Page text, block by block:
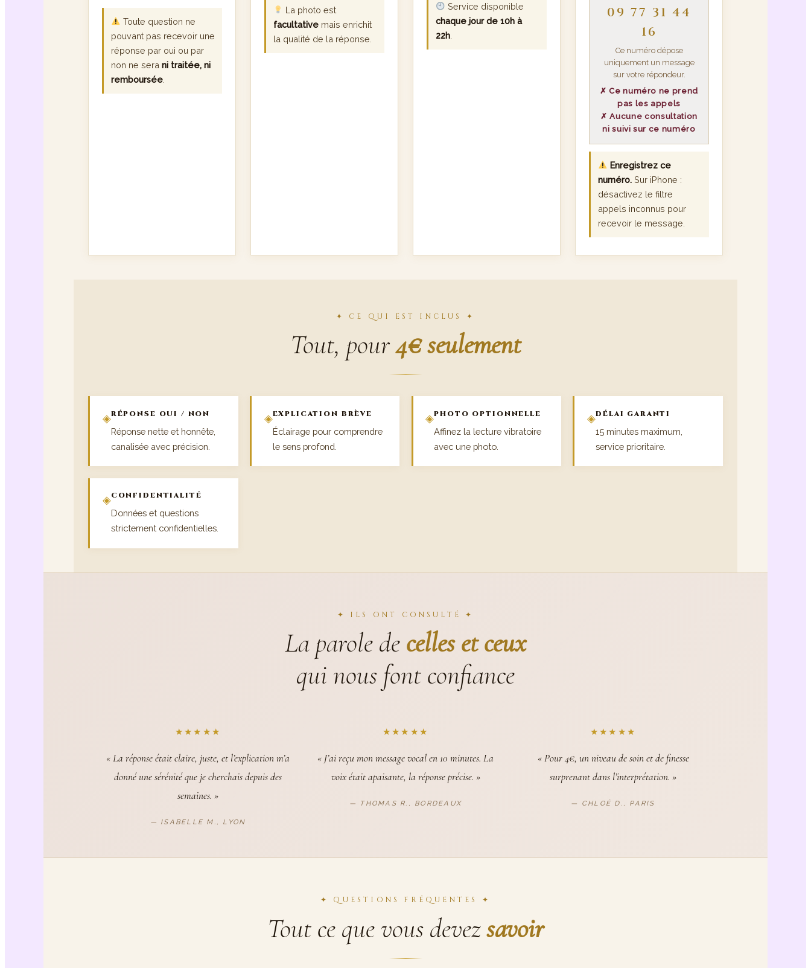
Toute question ne
pouvant pas recevoir une
réponse par oui ou par
non ne sera ni traitée, ni
remboursée.
La photo est
facultativemais enrichit
la qualité de la réponse.
Service disponible
chaque jour de 10h à
22h.
09 77 31 44
16
Ce numéro dépose
uniquement un message
sur votre répondeur.
✗ Ce numéro ne prend
pas les appels
✗ Aucune consultation
ni suivi sur ce numéro
Enregistrez ce
numéro.Sur iPhone :
désactivez le filtre
appels inconnus pour
recevoir le message.
✦ CE QUI EST INCLUS ✦
Tout, pour4€ seulement
◈RÉPONSE OUI / NON
Réponse nette et honnête,
canalisée avec précision.
◈EXPLICATION BRÈVE
Éclairage pour comprendre
le sens profond.
◈PHOTO OPTIONNELLE
Affinez la lecture vibratoire
avec une photo.
◈DÉLAI GARANTI
15 minutes maximum,
service prioritaire.
◈CONFIDENTIALITÉ
Données et questions
strictement confidentielles.
✦ ILS ONT CONSULTÉ ✦
La parole de celles et ceux
qui nous font confiance
★★★★★
« La réponse était claire, juste, et l’explication m’a
donné une sérénité que je cherchais depuis des
semaines. »
— ISABELLE M., LYON
★★★★★
« J’ai reçu mon message vocal en 10 minutes. La
voix était apaisante, la réponse précise. »
— THOMAS R., BORDEAUX
★★★★★
« Pour 4€, un niveau de soin et de finesse
surprenant dans l’interprétation. »
— CHLOÉ D., PARIS
✦ QUESTIONS FRÉQUENTES ✦
Tout ce que vous devezsavoir